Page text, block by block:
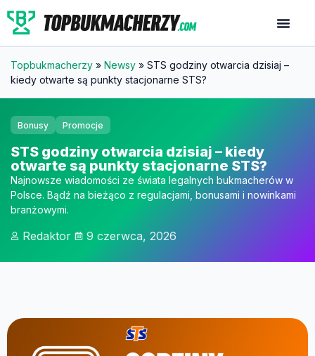
Topbukmacherzy » Newsy » STS godziny otwarcia dzisiaj –
kiedy otwarte są punkty stacjonarne STS?
Bonusy Promocje
STS godziny otwarcia dzisiaj – kiedy
otwarte są punkty stacjonarne STS?
Najnowsze wiadomości ze świata legalnych bukmacherów w
Polsce. Bądź na bieżąco z regulacjami, bonusami i nowinkami
branżowymi.
Redaktor 9 czerwca, 2026